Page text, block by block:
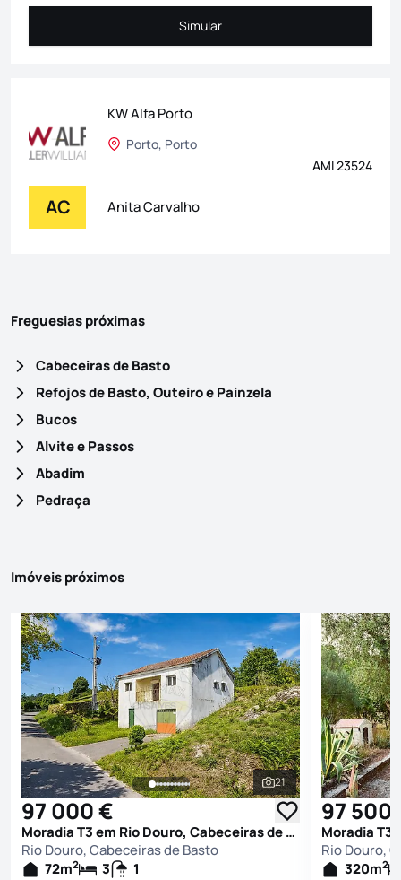
Simular
Simular
KW Alfa Porto
Porto, Porto
AMI 23524
AC Anita Carvalho
Freguesias próximas
Cabeceiras de Basto
Refojos de Basto, Outeiro e Painzela
Bucos
Alvite e Passos
Abadim
Pedraça
Imóveis próximos
Ver todas as
21
97 000 €
Moradia T3 em Rio Douro, Cabeceiras de Basto
Rio Douro, Cabeceiras de Basto
72m2 3 1
97 500
Rio Douro,
320m2